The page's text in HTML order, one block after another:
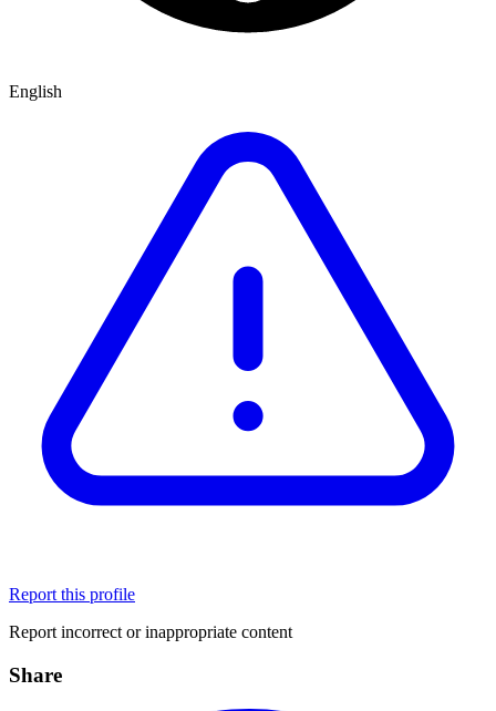
English
Report this profile
Report incorrect or inappropriate content
Share